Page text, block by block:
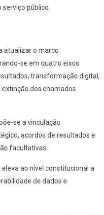
público.
atualizar o marco
se em quatro eixos
transformação digital,
dos chamados
se a vinculação
acordos de resultados e
facultativas.
ao nível constitucional a
de dados e